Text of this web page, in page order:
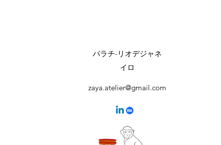
パラチ-リオデジャネ
イロ
zaya.atelier@gmail.com